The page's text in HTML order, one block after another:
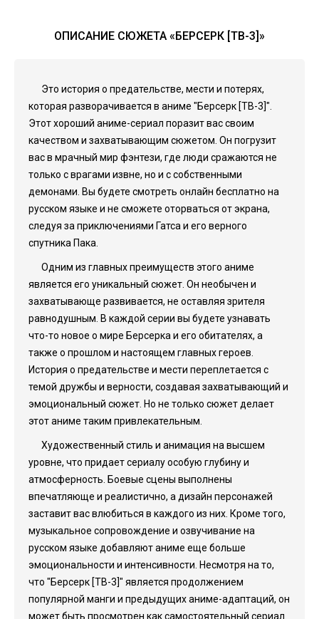
ОПИСАНИЕ СЮЖЕТА «БЕРСЕРК [ТВ-3]»
Это история о предательстве, мести и потерях,
которая разворачивается в аниме "Берсерк [ТВ-3]".
Этот хороший аниме-сериал поразит вас своим
качеством и захватывающим сюжетом. Он погрузит
вас в мрачный мир фэнтези, где люди сражаются не
только с врагами извне, но и с собственными
демонами. Вы будете смотреть онлайн бесплатно на
русском языке и не сможете оторваться от экрана,
следуя за приключениями Гатса и его верного
спутника Пака.
Одним из главных преимуществ этого аниме
является его уникальный сюжет. Он необычен и
захватывающе развивается, не оставляя зрителя
равнодушным. В каждой серии вы будете узнавать
что-то новое о мире Берсерка и его обитателях, а
также о прошлом и настоящем главных героев.
История о предательстве и мести переплетается с
темой дружбы и верности, создавая захватывающий и
эмоциональный сюжет. Но не только сюжет делает
этот аниме таким привлекательным.
Художественный стиль и анимация на высшем
уровне, что придает сериалу особую глубину и
атмосферность. Боевые сцены выполнены
впечатляюще и реалистично, а дизайн персонажей
заставит вас влюбиться в каждого из них. Кроме того,
музыкальное сопровождение и озвучивание на
русском языке добавляют аниме еще больше
эмоциональности и интенсивности. Несмотря на то,
что "Берсерк [ТВ-3]" является продолжением
популярной манги и предыдущих аниме-адаптаций, он
может быть просмотрен как самостоятельный сериал.